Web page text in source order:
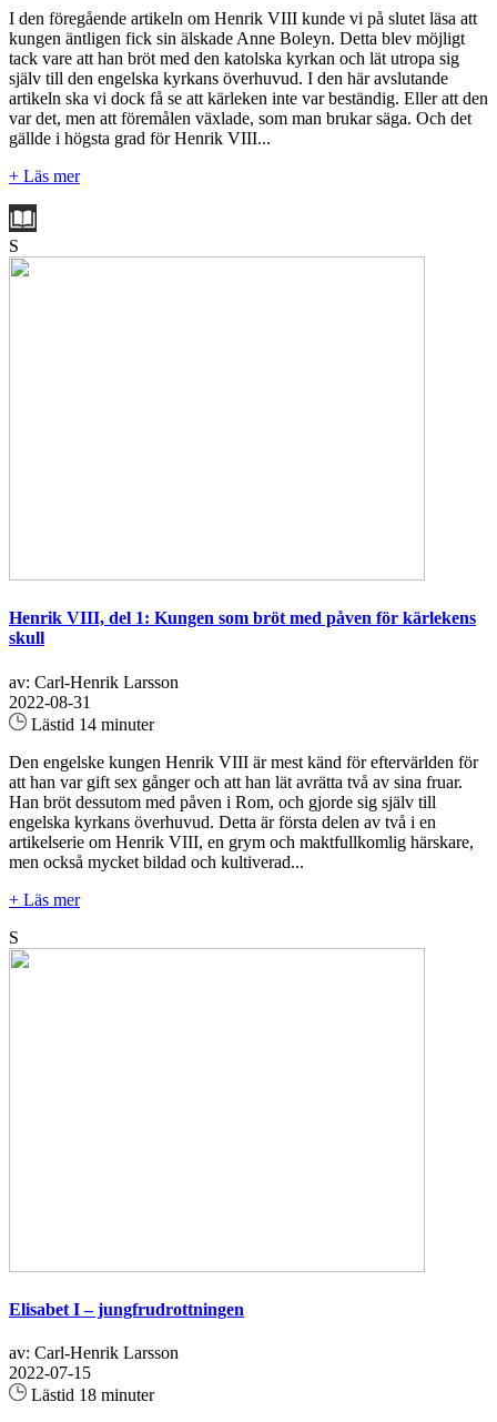
I den föregående artikeln om Henrik VIII kunde vi på slutet läsa att
kungen äntligen fick sin älskade Anne Boleyn. Detta blev möjligt
tack vare att han bröt med den katolska kyrkan och lät utropa sig
själv till den engelska kyrkans överhuvud. I den här avslutande
artikeln ska vi dock få se att kärleken inte var beständig. Eller att den
var det, men att föremålen växlade, som man brukar säga. Och det
gällde i högsta grad för Henrik VIII...
+ Läs mer
S
Henrik VIII, del 1: Kungen som bröt med påven för kärlekens
skull
av: Carl-Henrik Larsson
2022-08-31
Lästid 14 minuter
Den engelske kungen Henrik VIII är mest känd för eftervärlden för
att han var gift sex gånger och att han lät avrätta två av sina fruar.
Han bröt dessutom med påven i Rom, och gjorde sig själv till
engelska kyrkans överhuvud. Detta är första delen av två i en
artikelserie om Henrik VIII, en grym och maktfullkomlig härskare,
men också mycket bildad och kultiverad...
+ Läs mer
S
Elisabet I – jungfrudrottningen
av: Carl-Henrik Larsson
2022-07-15
Lästid 18 minuter